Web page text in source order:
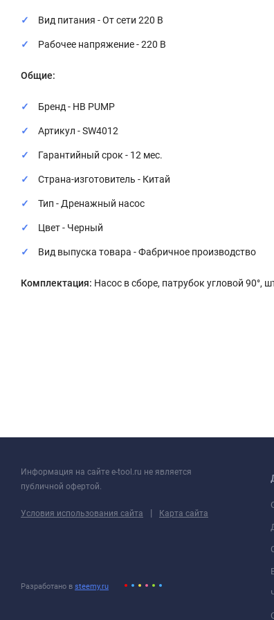
Вид питания - От сети 220 В
Рабочее напряжение - 220 В
Общие:
Бренд - HB PUMP
Артикул -SW4012
Гарантийный срок - 12 мес.
Страна-изготовитель - Китай
Тип - Дренажный насос
Цвет - Черный
Вид выпуска товара - Фабричное производство
Комплектация: Насос в сборе, патрубок угловой 90°,
Информация на сайте e-tool.ru не является
публичной офертой.
Условия использования сайта | Карта сайта
Разработано в steemy.ru